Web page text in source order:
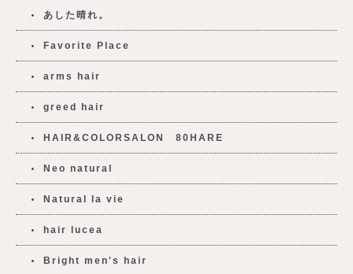
あした晴れ。
Favorite Place
arms hair
greed hair
HAIR&COLORSALON 80HARE
Neo natural
Natural la vie
hair lucea
Bright men's hair